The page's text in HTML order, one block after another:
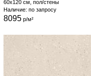
60x120 см, пол/стены
Наличие: по запросу
8095р/м²